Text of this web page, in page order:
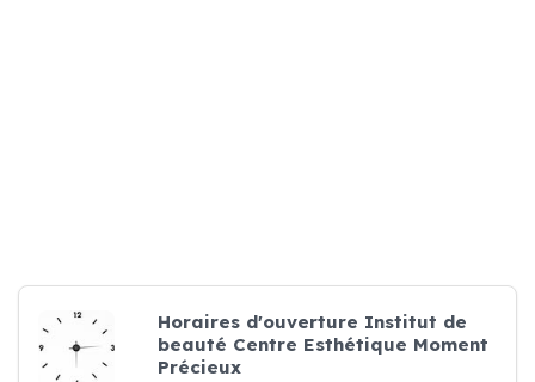
Horaires d'ouverture Institut de
beauté Centre Esthétique Moment
Précieux